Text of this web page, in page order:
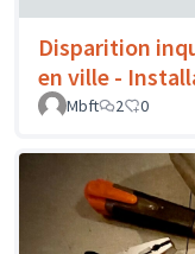
Disparition
en ville -
Mbft
2 0